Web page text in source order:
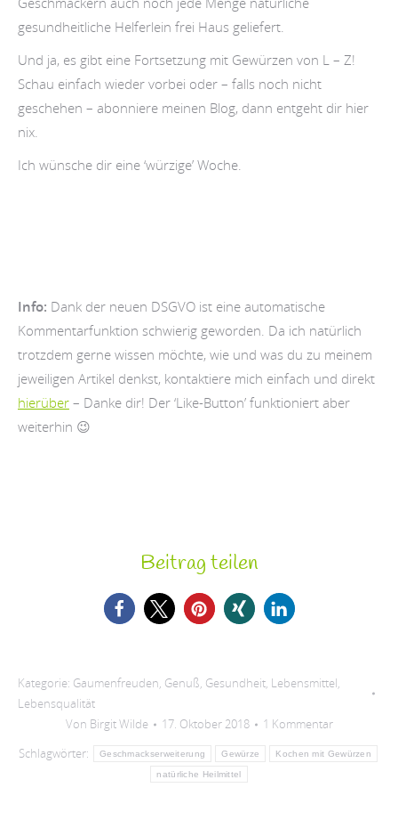
gesundheitliche Helferlein frei Haus geliefert.
Und ja, es gibt eine Fortsetzung mit Gewürzen von L – Z!
Schau einfach wieder vorbei oder – falls noch nicht
geschehen – abonniere meinen Blog, dann entgeht dir hier
nix.
Ich wünsche dir eine ‘würzige’ Woche.
Info: Dank der neuen DSGVO ist eine automatische
Kommentarfunktion schwierig geworden. Da ich natürlich
trotzdem gerne wissen möchte, wie und was du zu meinem
jeweiligen Artikel denkst, kontaktiere mich einfach und direkt
hierüber – Danke dir! Der ‘Like-Button’ funktioniert aber
weiterhin 😉
Beitrag teilen
Kategorie: Gaumenfreuden, Genuß, Gesundheit, Lebensmittel,
Lebensqualität
Von Birgit Wilde 17. Oktober 2018
1 Kommentar
Schlagwörter:
Geschmackserweiterung Gewürze Kochen mit Gewürzen
natürliche Heilmittel